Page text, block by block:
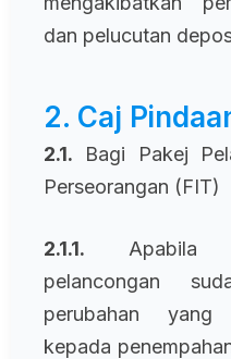
dan pelucutan
2. Caj
2.1. Bagi Pakej
Perseorangan (FIT)
2.1.1. Apabila
pelancongan
perubahan yang
kepada